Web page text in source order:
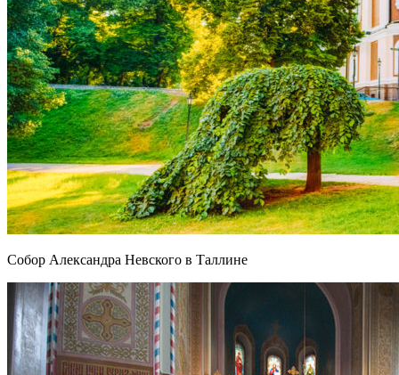
Собор Александра Невского в Таллине